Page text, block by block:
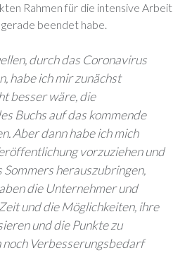
Rahmen für die intensive Arbeit
beendet habe.
durch das Coronavirus
habe ich mir zunächst
besser wäre, die
Buchs auf das kommende
Aber dann habe ich mich
vorzuziehen und
Sommers herauszubringen,
die Unternehmer und
und die Möglichkeiten, ihre
und die Punkte zu
Verbesserungsbedarf